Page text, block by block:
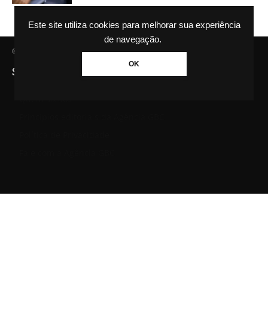
Este site utiliza cookies para melhorar sua experiência
de navegação.
OK
© Agência GBC. Aqui tem notícia. Todos os direitos reservados.
SAIBA MAIS SOBRE A AGÊNCIA GBC